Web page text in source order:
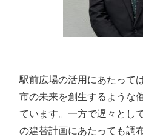
駅前広場の活用にあたって
市の未来を創生するような
ています。一方で遅々とし
の建替計画にあたっても調